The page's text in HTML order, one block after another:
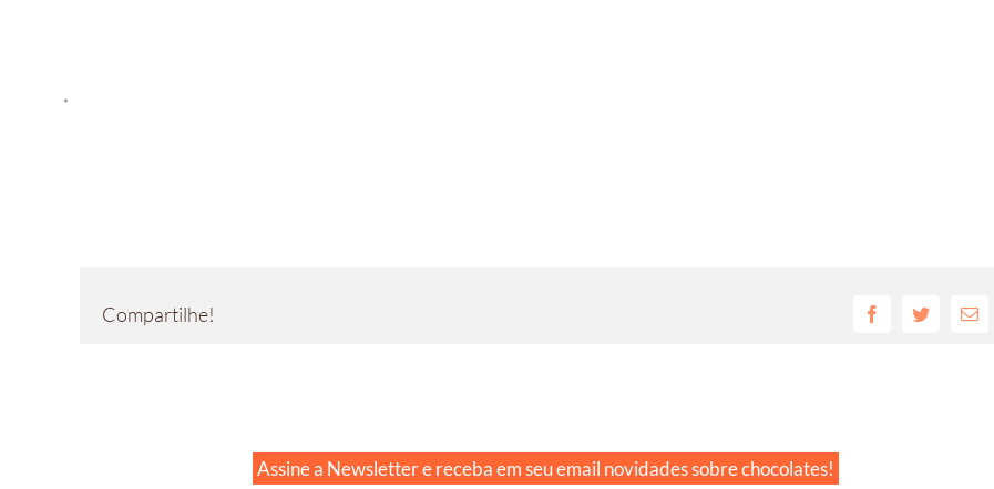
*
Compartilhe! FacebookTwitterE-
Assine a Newsletter e receba em seu email novidades sobre chocolates!